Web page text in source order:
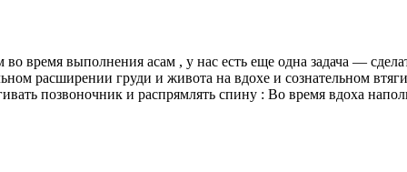
время выполнения асам , у нас есть еще одна задача —
расширении груди и живота на вдохе и сознательном
позвоночник и распрямлять спину : Во время вдоха